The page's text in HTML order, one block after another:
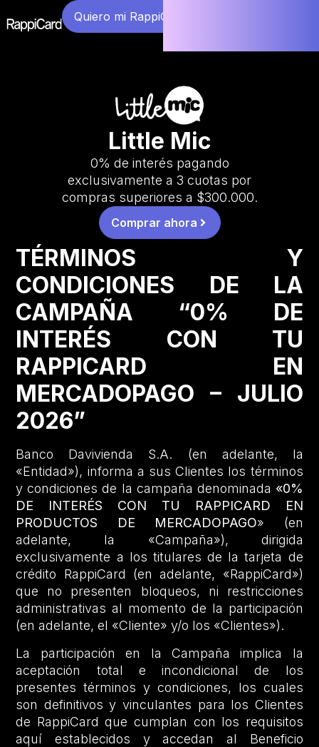
Quiero mi RappiCard
Little Mic
0% de interés pagando
exclusivamente a 3 cuotas por
compras superiores a $300.000.
Comprar ahora
TÉRMINOS Y
CONDICIONES DE LA
CAMPAÑA “0% DE
INTERÉS CON TU
RAPPICARD EN
MERCADOPAGO – JULIO
2026”
Banco Davivienda S.A. (en adelante, la
«Entidad»), informa a sus Clientes los términos
y condiciones de la campaña denominada «0%
DE INTERÉS CON TU RAPPICARD EN
PRODUCTOS DE MERCADOPAGO» (en
adelante, la «Campaña»), dirigida
exclusivamente a los titulares de la tarjeta de
crédito RappiCard (en adelante, «RappiCard»)
que no presenten bloqueos, ni restricciones
administrativas al momento de la participación
(en adelante, el «Cliente» y/o los «Clientes»).
La participación en la Campaña implica la
aceptación total e incondicional de los
presentes términos y condiciones, los cuales
son definitivos y vinculantes para los Clientes
de RappiCard que cumplan con los requisitos
aquí establecidos y accedan al Beneficio